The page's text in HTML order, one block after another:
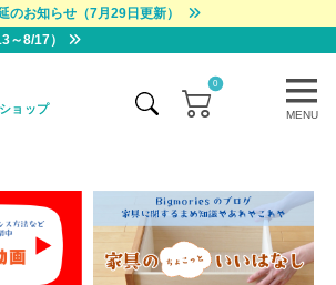
のお知らせ（7月29日更新）
～8/17）
MENU
ョップ
0